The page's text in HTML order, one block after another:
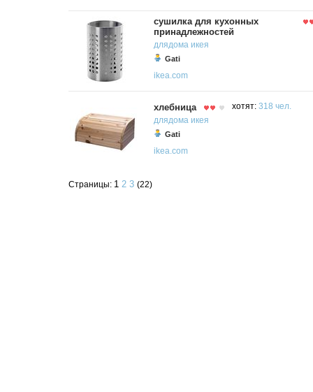
сушилка для кухонных
принадлежностей
длядома икея
Gati
ikea.com
хлебница хотят: 318 чел.
длядома икея
Gati
ikea.com
Страницы: 1 2 3 (22)